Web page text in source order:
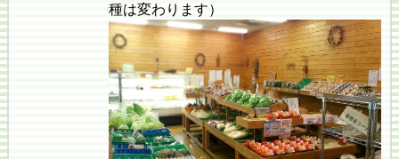
種は変わります）